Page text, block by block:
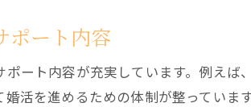
キスや婚前交渉に関する結婚相談所の明
IBJ連盟ガイドラインに基づくサポート
結婚相談所でよくあるトラブル回避策と
ポート内容
ート内容が充実しています。例え
活を進めるための体制が整っています